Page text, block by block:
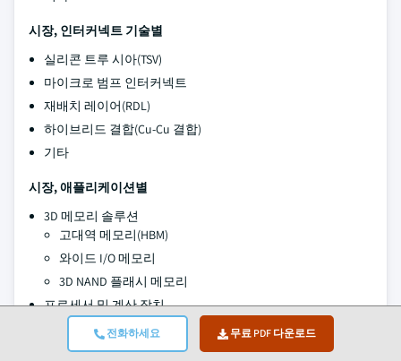
전화하세요 무료 PDF 다운로드
시장, 인터커넥트 기술별
실리콘 트루 시아(TSV)
마이크로 범프 인터커넥트
재배치 레이어(RDL)
하이브리드 결합(Cu-Cu 결합)
기타
시장, 애플리케이션별
3D 메모리 솔루션
고대역 메모리(HBM)
와이드 I/O 메모리
3D NAND 플래시 메모리
프로세서 및 계산 장치
CPU
GPU